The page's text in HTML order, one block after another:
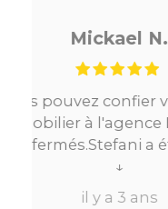
pro
Je
Paris,
la